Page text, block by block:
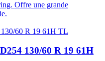
Offre une grande
130/60 R 19 61H